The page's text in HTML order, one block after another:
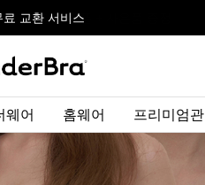
교환 서비스
10% 할인 쿠폰 + 사은품 증정
교환 서비스
웨어 홈웨어 프리미엄관